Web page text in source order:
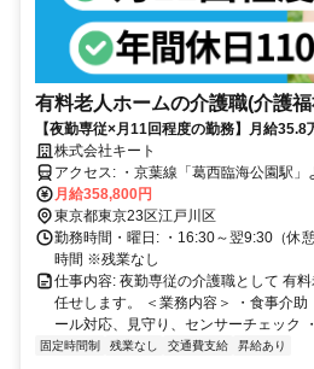
有料老人ホームの介護職(介護
【夜勤専従×月11回程度の勤務】月給
ブランク＆未経験も安心
株式会社キート
アクセス: ・京葉線「葛西臨海公園駅」より車で7分 ・「南葛西中学
校前」バス停より徒歩4分
月給358,800円
東京都東京23区江戸川区
勤務時間・曜日: ・16:30～翌9:30（
時間 ※残業なし
仕事内容: 夜勤専従の介護職として 有
任せします。 ＜業務内容＞ ・食事介助
ール対応、見守り、センサーチェック
固定時間制 残業なし 交通費支給 昇給あり